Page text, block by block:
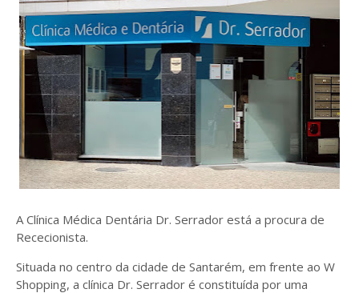
A Clínica Médica Dentária Dr. Serrador está a procura de
Rececionista.
Situada no centro da cidade de Santarém, em frente ao W
Shopping, a clínica Dr. Serrador é constituída por uma